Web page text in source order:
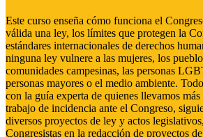
Este curso enseña cómo funciona el
válida una ley, los límites que protegen la
estándares internacionales de derechos
ninguna ley vulnere a las mujeres, los
comunidades campesinas, las personas
personas mayores o el medio ambiente.
con la guía experta de quienes llevamos más
trabajo de incidencia ante el Congreso,
diversos proyectos de ley y actos
Congresistas en la redacción de proyectos